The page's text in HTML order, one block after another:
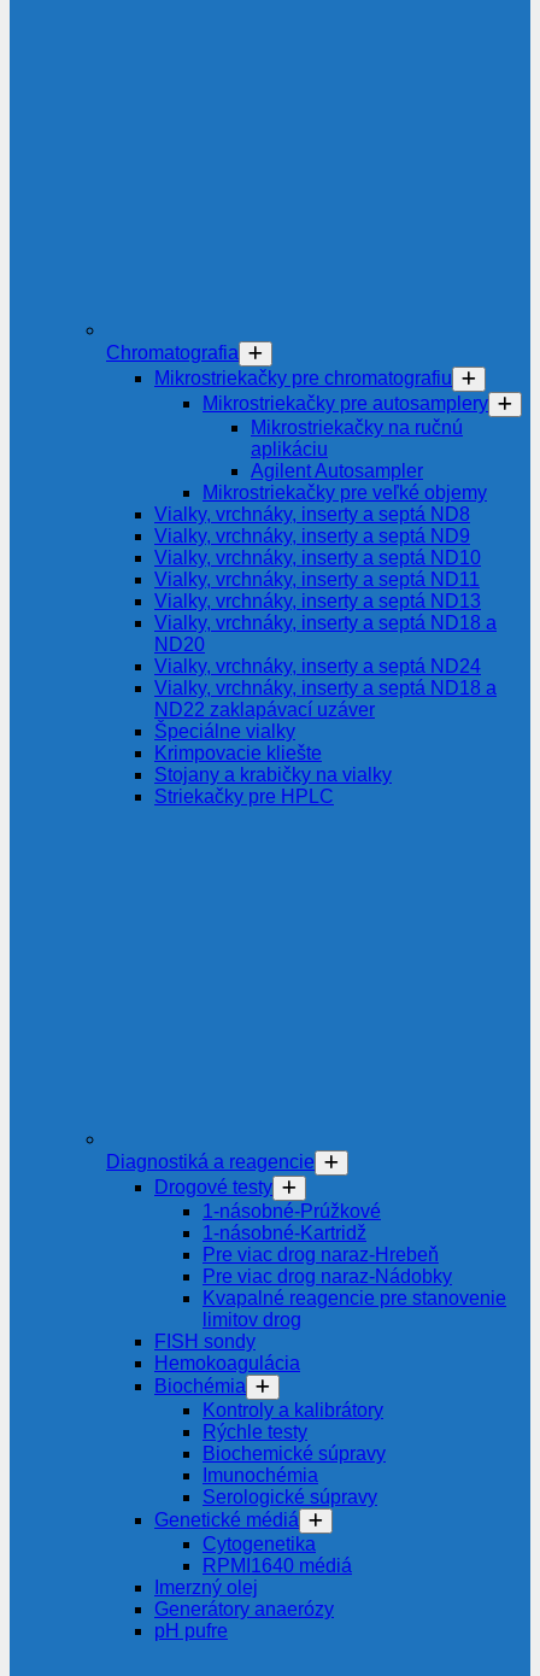
Chromatografia
Mikrostriekačky pre chromatografiu
Mikrostriekačky pre autosamplery
Mikrostriekačky na ručnú
aplikáciu
Agilent Autosampler
Mikrostriekačky pre veľké objemy
Vialky, vrchnáky, inserty a septá ND8
Vialky, vrchnáky, inserty a septá ND9
Vialky, vrchnáky, inserty a septá ND10
Vialky, vrchnáky, inserty a septá ND11
Vialky, vrchnáky, inserty a septá ND13
Vialky, vrchnáky, inserty a septá ND18 a
ND20
Vialky, vrchnáky, inserty a septá ND24
Vialky, vrchnáky, inserty a septá ND18 a
ND22 zaklapávací uzáver
Špeciálne vialky
Krimpovacie kliešte
Stojany a krabičky na vialky
Striekačky pre HPLC
Diagnostiká a reagencie
Drogové testy
1-násobné-Prúžkové
1-násobné-Kartridž
Pre viac drog naraz-Hrebeň
Pre viac drog naraz-Nádobky
Kvapalné reagencie pre stanovenie
limitov drog
FISH sondy
Hemokoagulácia
Biochémia
Kontroly a kalibrátory
Rýchle testy
Biochemické súpravy
Imunochémia
Serologické súpravy
Genetické médiá
Cytogenetika
RPMI1640 médiá
Imerzný olej
Generátory anaerózy
pH pufre